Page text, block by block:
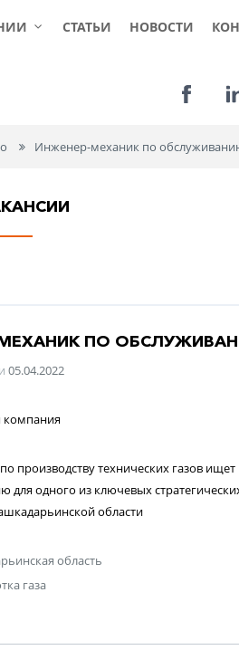
СТАТЬИ НОВОСТИ
Инженер-механик по
ПО
05.04.2022
компания
производству технических газов
для одного из ключевых
области
область
газа